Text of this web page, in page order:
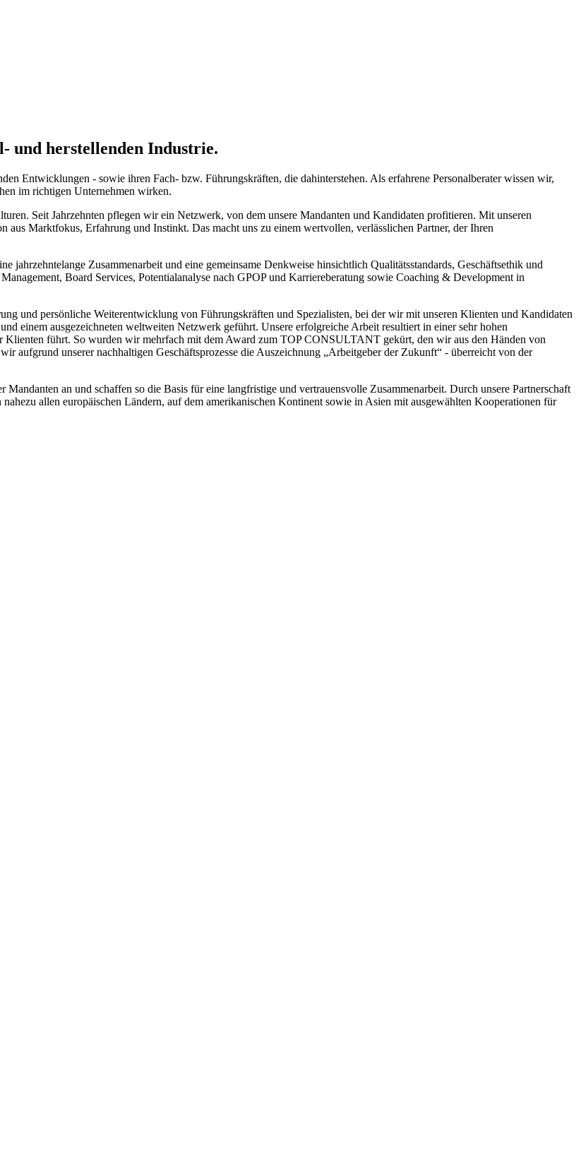
und herstellenden Industrie.
Entwicklungen - sowie ihren Fach- bzw. Führungskräften, die dahinterstehen. Als erfahrene Personalberater wissen wir,
im richtigen Unternehmen wirken.
Seit Jahrzehnten pflegen wir ein Netzwerk, von dem unsere Mandanten und Kandidaten profitieren. Mit unseren
Marktfokus, Erfahrung und Instinkt. Das macht uns zu einem wertvollen, verlässlichen Partner, der Ihren
Zusammenarbeit und eine gemeinsame Denkweise hinsichtlich Qualitätsstandards, Geschäftsethik und
Board Services, Potentialanalyse nach GPOP und Karriereberatung sowie Coaching & Development in
und persönliche Weiterentwicklung von Führungskräften und Spezialisten, bei der wir mit unseren Klienten und Kandidaten
einem ausgezeichneten weltweiten Netzwerk geführt. Unsere erfolgreiche Arbeit resultiert in einer sehr hohen
Klienten führt. So wurden wir mehrfach mit dem Award zum TOP CONSULTANT gekürt, den wir aus den Händen von
aufgrund unserer nachhaltigen Geschäftsprozesse die Auszeichnung „Arbeitgeber der Zukunft“ - überreicht von der
Mandanten an und schaffen so die Basis für eine langfristige und vertrauensvolle Zusammenarbeit. Durch unsere Partnerschaft
allen europäischen Ländern, auf dem amerikanischen Kontinent sowie in Asien mit ausgewählten Kooperationen für